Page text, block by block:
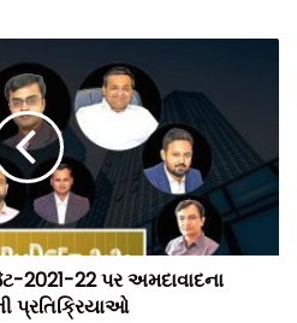
2021-22 પર અમદાવાદના
પ્રતિક્રિયાઓ